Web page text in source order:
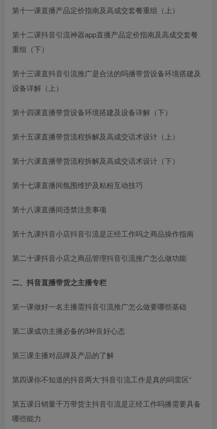
第十一课直播产品定价指南及高成交套餐重组（上）
第十二课抖音引流神器app直播产品定价指南及高成交套餐
重组（下）
第十三课直抖音引流推广是合法的吗播带货设备环境搭建及
设备详解（上）
第十四课直播带货设备环境搭建及设备详解（下）
第十五课直播带货流程拆解及高成交话术设计（上）
第十六课直播带货流程拆解及高成交话术设计（下）
第十七课直播间氛围维护及粘粉互动技巧
第十八课直播间违禁注意事项
第十九课抖音小店抖音引流是正经工作吗之商品操作指南
第二十课抖音小店之商品管理抖音引流推广怎么做功能
二、抖音直播带货之主播专栏
第一课做好一名主播需抖音引流推广怎么做要哪些基础
第二课成功主播必备的3种良好心态
第三课主播对品牌及产品的了解
第四课你不知道的抖音两大“抖音引流工作是真的吗雷区“
第五课日销量千万带货主抖音引流是正经工作吗播需要具备
哪些能力